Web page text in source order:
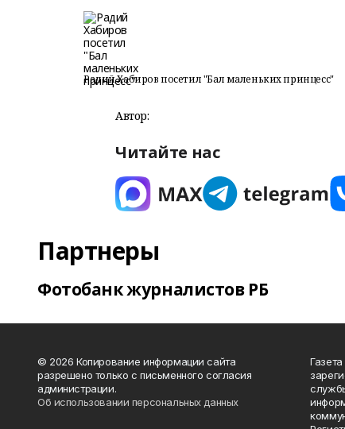
Радий Хабиров посетил "Бал маленьких принцесс"
Автор:
Читайте нас
Партнеры
Фотобанк журналистов РБ
© 2026 Копирование информации сайта
разрешено только с письменного согласия
администрации.
Об использовании персональных данных